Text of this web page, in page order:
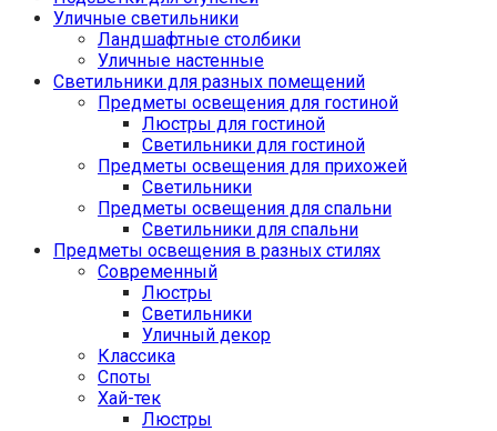
Уличные светильники
Ландшафтные столбики
Уличные настенные
Светильники для разных помещений
Предметы освещения для гостиной
Люстры для гостиной
Светильники для гостиной
Предметы освещения для прихожей
Светильники
Предметы освещения для спальни
Светильники для спальни
Предметы освещения в разных стилях
Cовременный
Люстры
Светильники
Уличный декор
Классика
Споты
Хай-тек
Люстры